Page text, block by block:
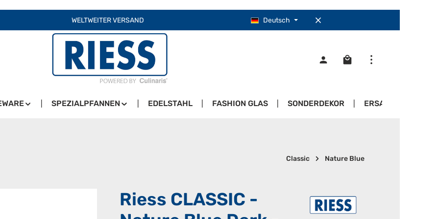
WELTWEITER VERSAND Deutsch
Warenkorb enthält 0
SPEZIALPFANNEN EDELSTAHL FASHION GLAS SONDERDEKOR ERSATZTEILE
Classic Nature Blue
Riess CLASSIC -